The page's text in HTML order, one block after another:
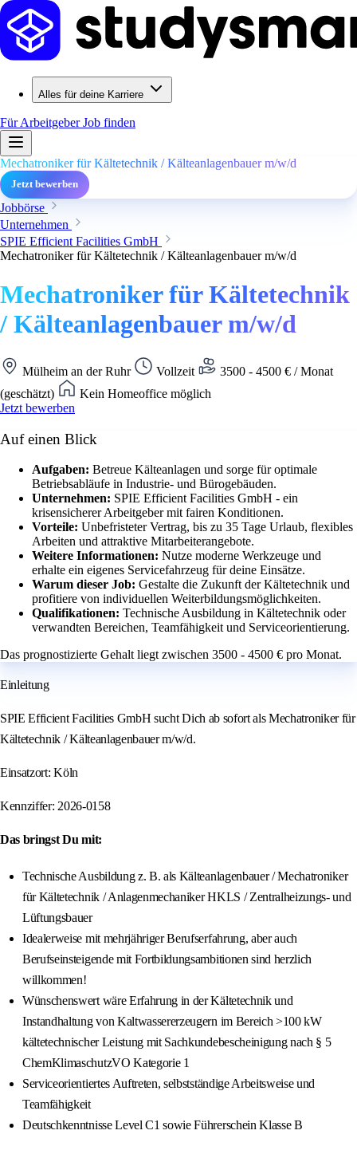
Alles für deine Karriere
Für ArbeitgeberJob finden
Mechatroniker für Kältetechnik / Kälteanlagenbauer m/w/d
Jetzt bewerben
Jobbörse
Unternehmen
SPIE Efficient Facilities GmbH
Mechatroniker für Kältetechnik / Kälteanlagenbauer m/w/d
Mechatroniker für Kältetechnik
/ Kälteanlagenbauer m/w/d
Mülheim an der Ruhr Vollzeit
3500 - 4500 € / Monat
(geschätzt)
Kein Homeoffice möglich
Jetzt bewerben
Auf einen Blick
Aufgaben: Betreue Kälteanlagen und sorge für optimale
Betriebsabläufe in Industrie- und Bürogebäuden.
Unternehmen: SPIE Efficient Facilities GmbH - ein
krisensicherer Arbeitgeber mit fairen Konditionen.
Vorteile: Unbefristeter Vertrag, bis zu 35 Tage Urlaub, flexibles
Arbeiten und attraktive Mitarbeiterangebote.
Weitere Informationen: Nutze moderne Werkzeuge und
erhalte ein eigenes Servicefahrzeug für deine Einsätze.
Warum dieser Job: Gestalte die Zukunft der Kältetechnik und
profitiere von individuellen Weiterbildungsmöglichkeiten.
Qualifikationen: Technische Ausbildung in Kältetechnik oder
verwandten Bereichen, Teamfähigkeit und Serviceorientierung.
Das prognostizierte Gehalt liegt zwischen 3500 - 4500 € pro Monat.
Einleitung
SPIE Efficient Facilities GmbH sucht Dich ab sofort als Mechatroniker für
Kältetechnik / Kälteanlagenbauer m/w/d.
Einsatzort: Köln
Kennziffer: 2026-0158
Das bringst Du mit:
Technische Ausbildung z. B. als Kälteanlagenbauer / Mechatroniker
für Kältetechnik / Anlagenmechaniker HKLS / Zentralheizungs- und
Lüftungsbauer
Idealerweise mit mehrjähriger Berufserfahrung, aber auch
Berufseinsteigende mit Fortbildungsambitionen sind herzlich
willkommen!
Wünschenswert wäre Erfahrung in der Kältetechnik und
Instandhaltung von Kaltwassererzeugern im Bereich >100 kW
kältetechnischer Leistung mit Sachkundebescheinigung nach § 5
ChemKlimaschutzVO Kategorie 1
Serviceorientiertes Auftreten, selbstständige Arbeitsweise und
Teamfähigkeit
Deutschkenntnisse Level C1 sowie Führerschein Klasse B